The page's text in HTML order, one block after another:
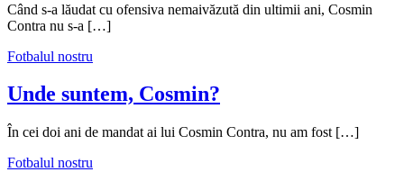
Când s-a lăudat cu ofensiva nemaivăzută din ultimii ani, Cosmin
Contra nu s-a […]
Fotbalul nostru
Unde suntem, Cosmin?
În cei doi ani de mandat ai lui Cosmin Contra, nu am fost […]
Fotbalul nostru